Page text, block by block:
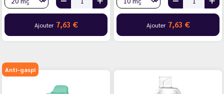
Ajouter 7,63 € Ajouter 7,63 €
Anti-gaspi